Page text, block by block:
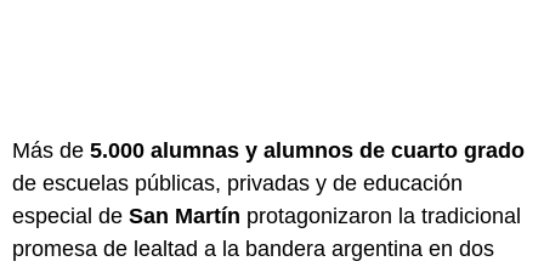
Más de 5.000 alumnas y alumnos de cuarto grado
de escuelas públicas, privadas y de educación
especial de San Martín protagonizaron la tradicional
promesa de lealtad a la bandera argentina en dos